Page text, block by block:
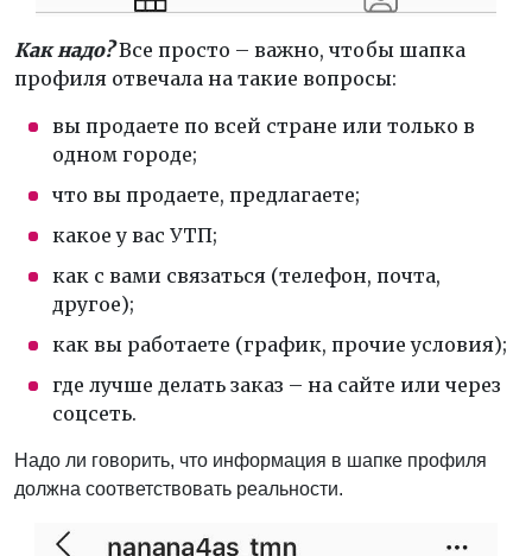
Как надо?Все просто – важно, чтобы шапка
профиля отвечала на такие вопросы:
вы продаете по всей стране или только в
одном городе;
что вы продаете, предлагаете;
какое у вас УТП;
как с вами связаться (телефон, почта,
другое);
как вы работаете (график, прочие условия);
где лучше делать заказ – на сайте или через
соцсеть.
Надо ли говорить, что информация в шапке профиля
должна соответствовать реальности.